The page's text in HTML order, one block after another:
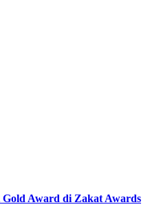
Award di Zakat Awards